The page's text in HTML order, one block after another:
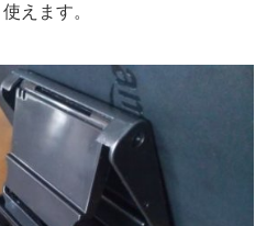
えます。